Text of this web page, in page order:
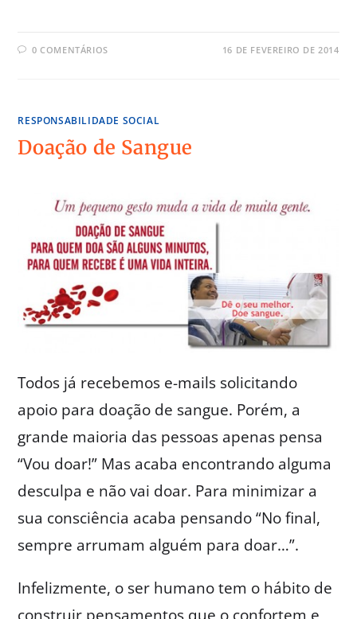
0 COMENTÁRIOS 16 DE FEVEREIRO DE 2014
RESPONSABILIDADE SOCIAL
Doação de Sangue
Todos já recebemos e-mails solicitando
apoio para doação de sangue. Porém, a
grande maioria das pessoas apenas pensa
“Vou doar!” Mas acaba encontrando alguma
desculpa e não vai doar. Para minimizar a
sua consciência acaba pensando “No final,
sempre arrumam alguém para doar…”.
Infelizmente, o ser humano tem o hábito de